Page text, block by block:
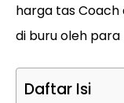
harga tas Coach
di buru oleh
Daftar Isi